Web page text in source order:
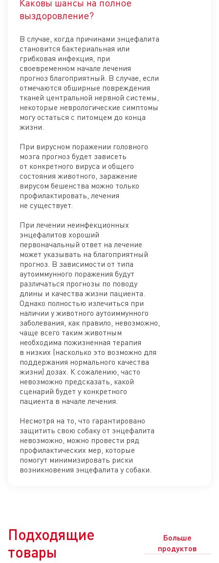
Каковы шансы на полное
выздоровление?
В случае, когда причинами энцефалита
становится бактериальная или
грибковая инфекция, при
своевременном начале лечения
прогноз благоприятный. В случае, если
отмечаются обширные повреждения
тканей центральной нервной системы,
некоторые неврологические симптомы
могу остаться с питомцем до конца
жизни.
При вирусном поражении головного
мозга прогноз будет зависеть
от конкретного вируса и общего
состояния животного, заражение
вирусом бешенства можно только
профилактировать, лечения
не существует.
При лечении неинфекционных
энцефалитов хороший
первоначальный ответ на лечение
может указывать на благоприятный
прогноз. В зависимости от типа
аутоиммунного поражения будут
различаться прогнозы по поводу
длины и качества жизни пациента.
Однако полностью излечиться при
наличии у животного аутоиммунного
заболевания, как правило, невозможно,
чаще всего таким животным
необходима пожизненная терапия
в низких (насколько это возможно для
поддержания нормального качества
жизни) дозах. К сожалению, часто
невозможно предсказать, какой
сценарий будет у конкретного
пациента в начале лечения.
Несмотря на то, что гарантировано
защитить свою собаку от энцефалита
невозможно, можно провести ряд
профилактических мер, которые
помогут минимизировать риски
возникновения энцефалита у собаки.
Подходящие
товары
Больше
продуктов